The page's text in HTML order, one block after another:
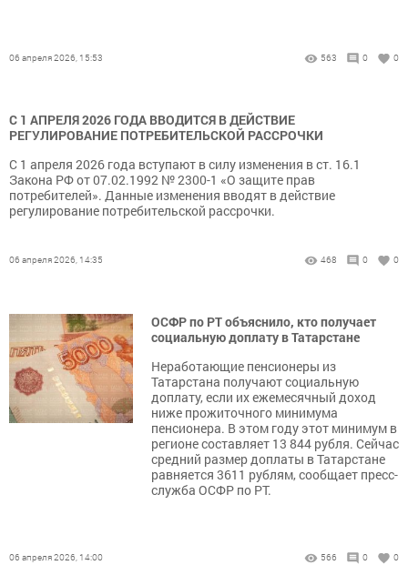
06 апреля 2026, 15:53 563 0 0
С 1 АПРЕЛЯ 2026 ГОДА ВВОДИТСЯ В ДЕЙСТВИЕ
РЕГУЛИРОВАНИЕ ПОТРЕБИТЕЛЬСКОЙ РАССРОЧКИ
С 1 апреля 2026 года вступают в силу изменения в ст. 16.1
Закона РФ от 07.02.1992 № 2300-1 «О защите прав
потребителей». Данные изменения вводят в действие
регулирование потребительской рассрочки.
06 апреля 2026, 14:35 468 0 0
ОСФР по РТ объяснило, кто получает
социальную доплату в Татарстане
Неработающие пенсионеры из
Татарстана получают социальную
доплату, если их ежемесячный доход
ниже прожиточного минимума
пенсионера. В этом году этот минимум в
регионе составляет 13 844 рубля. Сейчас
средний размер доплаты в Татарстане
равняется 3611 рублям, сообщает пресс-
служба ОСФР по РТ.
06 апреля 2026, 14:00 566 0 0